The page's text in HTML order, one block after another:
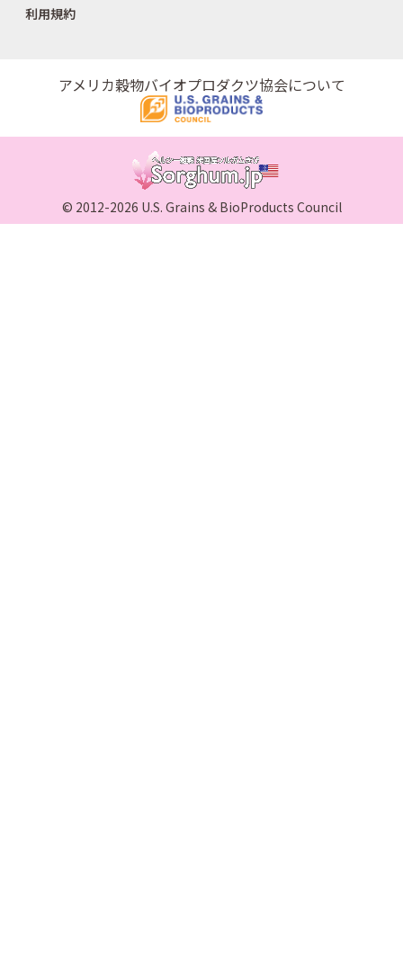
利用規約
アメリカ穀物バイオプロダクツ協会について
© 2012-2026 U.S. Grains & BioProducts Council